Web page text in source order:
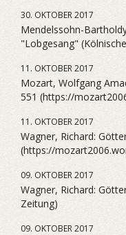
30. OKTOBER 2017
Mendelssohn-
"Lobgesang"
11. OKTOBER 2017
Mozart, Wolfgang
551 (https://
11. OKTOBER 2017
Wagner, Richard:
(https://
09. OKTOBER 2017
Wagner, Richard:
Zeitung)
09. OKTOBER 2017